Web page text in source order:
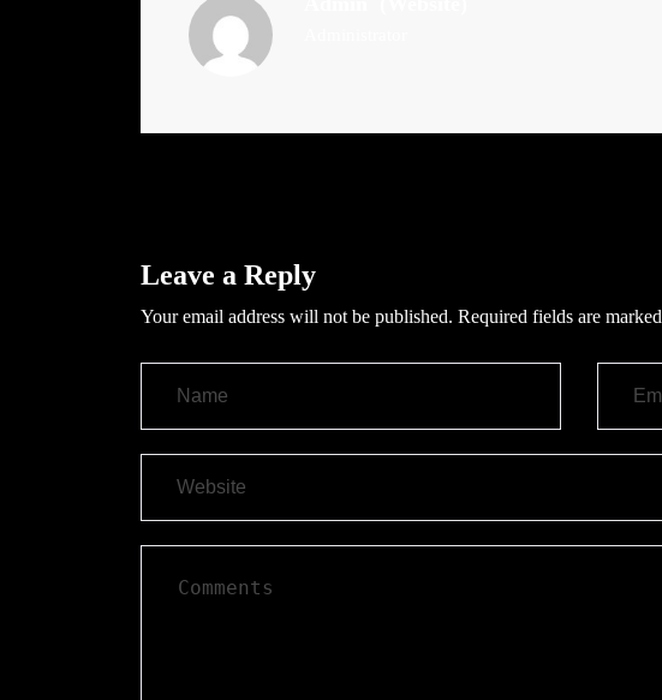
Leave a Reply
Your email address will not be published. Required fields are marked